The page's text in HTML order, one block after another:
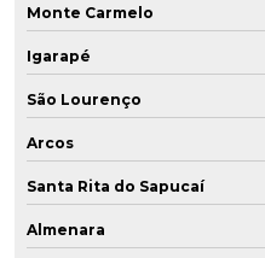
Monte Carmelo
Igarapé
São Lourenço
Arcos
Santa Rita do Sapucaí
Almenara